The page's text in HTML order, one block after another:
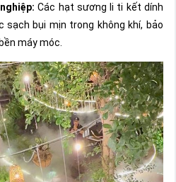
Các hạt sương li ti kết dính
sạch bụi mịn trong không khí, bảo
máy móc.